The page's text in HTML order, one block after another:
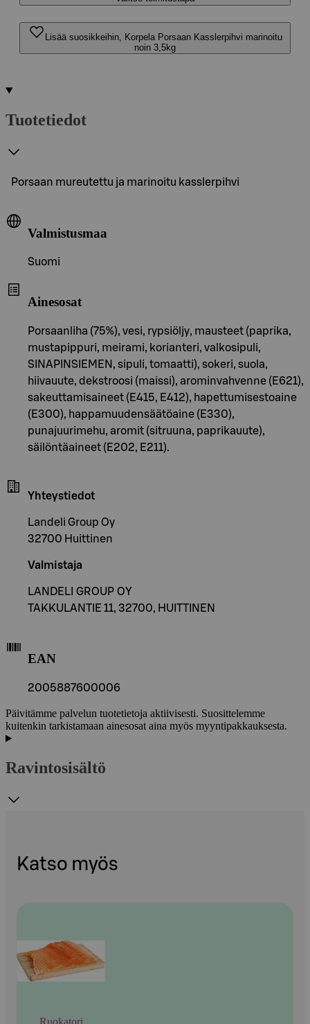
Lisää suosikkeihin, Korpela Porsaan Kasslerpihvi marinoitu
noin 3,5kg
Tuotetiedot
Porsaan mureutettu ja marinoitu kasslerpihvi
Valmistusmaa
Suomi
Ainesosat
Porsaanliha (75%), vesi, rypsiöljy, mausteet (paprika,
mustapippuri, meirami, korianteri, valkosipuli,
SINAPINSIEMEN, sipuli, tomaatti), sokeri, suola,
hiivauute, dekstroosi (maissi), arominvahvenne (E621),
sakeuttamisaineet (E415, E412), hapettumisestoaine
(E300), happamuudensäätöaine (E330),
punajuurimehu, aromit (sitruuna, paprikauute),
säilöntäaineet (E202, E211).
Yhteystiedot
Landeli Group Oy
32700 Huittinen
Valmistaja
LANDELI GROUP OY
TAKKULANTIE 11, 32700, HUITTINEN
EAN
2005887600006
Päivitämme palvelun tuotetietoja aktiivisesti. Suosittelemme
kuitenkin tarkistamaan ainesosat aina myös myyntipakkauksesta.
Ravintosisältö
Katso myös
Ruokatori